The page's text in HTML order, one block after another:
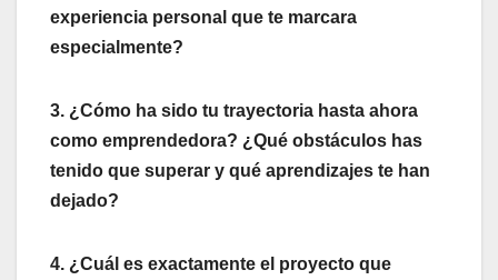
experiencia personal que te marcara
especialmente?
3. ¿Cómo ha sido tu trayectoria hasta ahora
como emprendedora? ¿Qué obstáculos has
tenido que superar y qué aprendizajes te han
dejado?
4. ¿Cuál es exactamente el proyecto que